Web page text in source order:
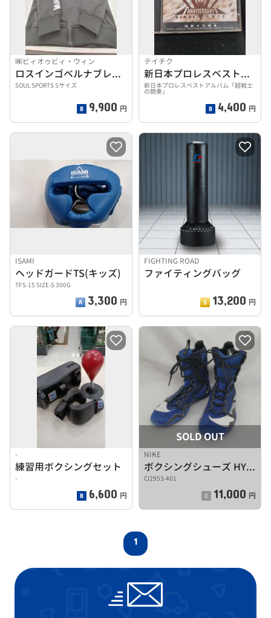
㈱ビィオゥビィ・ウィン
ロスインゴベルナブレスデハポン ジャージ上下セット
SOUL SPORTS Sサイズ
9,900 円
テイチク
新日本プロレスベストアルバム「超戦士の闘奏」
新日本プロレスベストアルバム「超戦士
の闘奏」
4,400 円
ISAMI
ヘッドガードTS(キッズ)
TFS-15 SIZE-S 300G
3,300 円
FIGHTING ROAD
ファイティングバッグ
13,200 円
-
練習用ボクシングセット
-
6,600 円
SOLD OUT
NIKE
ボクシングシューズ HYPERKO2
CI2953-401
11,000 円
1